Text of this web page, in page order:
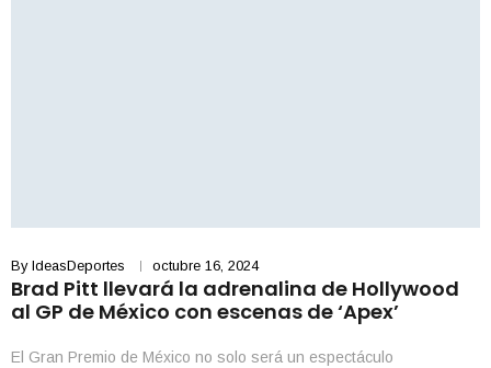
By IdeasDeportes octubre 16, 2024
Brad Pitt llevará la adrenalina de Hollywood
al GP de México con escenas de ‘Apex’
El Gran Premio de México no solo será un espectáculo